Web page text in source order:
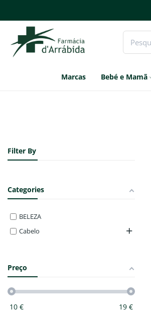
Marcas Bebé e Mamã
Filter By
Categories
BELEZA
Cabelo
Preço
10 € 19€